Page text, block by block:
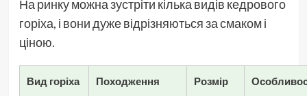
На ринку можна зустріти кілька видів кедрового
горіха, і вони дуже відрізняються за смаком і
ціною.
Вид горіха Походження Розмір